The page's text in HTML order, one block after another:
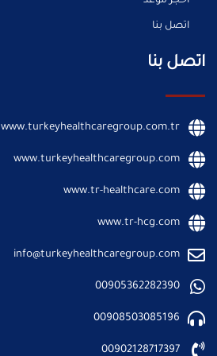
اتصل بنا
اتصل بنا
www.turkeyhealthcaregroup.com.tr
www.turkeyhealthcaregroup.com
www.tr-healthcare.com
www.tr-hcg.com
info@turkeyhealthcaregroup.com
00905362282390
00908503085196
00902128717397